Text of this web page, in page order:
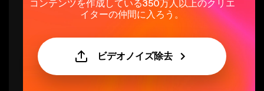
コンテンツを作成している350万人以上のクリエ
イターの仲間に入ろう。
ビデオノイズ除去